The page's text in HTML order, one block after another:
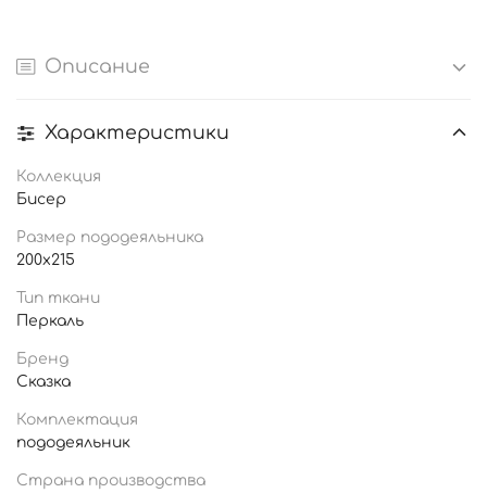
Описание
Характеристики
Коллекция
Бисер
Размер пододеяльника
200x215
Тип ткани
Перкаль
Бренд
Сказка
Комплектация
пододеяльник
Страна производства